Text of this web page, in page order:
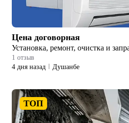
Цена договорная
Установка, ремонт, очистка и
1 отзыв
4 дня назад
Душанбе
ТОП